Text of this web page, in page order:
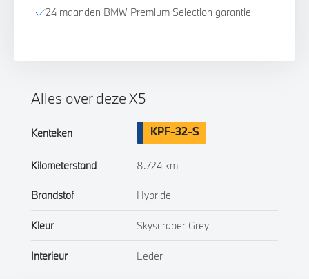
24 maanden BMW Premium Selection garantie
Alles over deze X5
Kenteken KPF-32-S
Kilometerstand 8.724 km
Brandstof Hybride
Kleur Skyscraper Grey
Interieur Leder